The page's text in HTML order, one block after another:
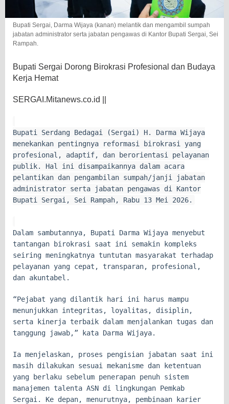
Bupati Sergai, Darma Wijaya (kanan) melantik dan mengambil sumpah
jabatan administrator serta jabatan pengawas di Kantor Bupati Sergai, Sei
Rampah.
Bupati Sergai Dorong Birokrasi Profesional dan Budaya
Kerja Hemat
SERGAI.Mitanews.co.id ||
Bupati Serdang Bedagai (Sergai) H. Darma Wijaya
menekankan pentingnya reformasi birokrasi yang
profesional, adaptif, dan berorientasi pelayanan
publik. Hal ini disampaikannya dalam acara
pelantikan dan pengambilan sumpah/janji jabatan
administrator serta jabatan pengawas di Kantor
Bupati Sergai, Sei Rampah, Rabu 13 Mei 2026.
Dalam sambutannya, Bupati Darma Wijaya menyebut
tantangan birokrasi saat ini semakin kompleks
seiring meningkatnya tuntutan masyarakat terhadap
pelayanan yang cepat, transparan, profesional,
dan akuntabel.
“Pejabat yang dilantik hari ini harus mampu
menunjukkan integritas, loyalitas, disiplin,
serta kinerja terbaik dalam menjalankan tugas dan
tanggung jawab,” kata Darma Wijaya.
Ia menjelaskan, proses pengisian jabatan saat ini
masih dilakukan sesuai mekanisme dan ketentuan
yang berlaku sebelum penerapan penuh sistem
manajemen talenta ASN di lingkungan Pemkab
Sergai. Ke depan, menurutnya, pembinaan karier